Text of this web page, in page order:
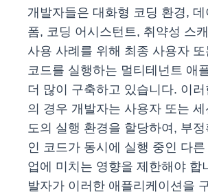
개발자들은 대화형 코딩 환경,
폼, 코딩 어시스턴트, 취약성 스
사용 사례를 위해 최종 사용자
코드를 실행하는 멀티테넌트 애
더 많이 구축하고 있습니다. 이
의 경우 개발자는 사용자 또는
도의 실행 환경을 할당하여, 부
인 코드가 동시에 실행 중인 다
업에 미치는 영향을 제한해야 합
발자가 이러한 애플리케이션을